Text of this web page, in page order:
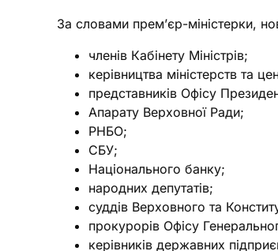
За словами прем’єр-міністерки,
членів Кабінету Міністрів;
керівництва міністерств та
представників Офісу
Апарату Верховної Ради;
РНБО;
СБУ;
Національного банку;
народних депутатів;
суддів Верховного та
прокурорів Офісу
керівників державних